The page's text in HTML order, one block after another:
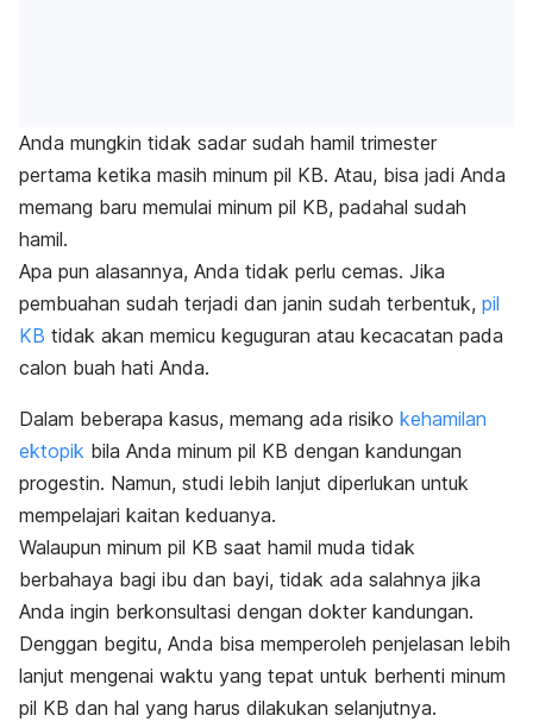
Anda mungkin tidak sadar sudah hamil trimester
pertama ketika masih minum pil KB. Atau, bisa jadi Anda
memang baru memulai minum pil KB, padahal sudah
hamil.
Apa pun alasannya, Anda tidak perlu cemas. Jika
pembuahan sudah terjadi dan janin sudah terbentuk, pil
KB tidak akan memicu keguguran atau kecacatan pada
calon buah hati Anda.
Dalam beberapa kasus, memang ada risiko kehamilan
ektopik bila Anda minum pil KB dengan kandungan
progestin. Namun, studi lebih lanjut diperlukan untuk
mempelajari kaitan keduanya.
Walaupun minum pil KB saat hamil muda tidak
berbahaya bagi ibu dan bayi, tidak ada salahnya jika
Anda ingin berkonsultasi dengan dokter kandungan.
Denggan begitu, Anda bisa memperoleh penjelasan lebih
lanjut mengenai waktu yang tepat untuk berhenti minum
pil KB dan hal yang harus dilakukan selanjutnya.